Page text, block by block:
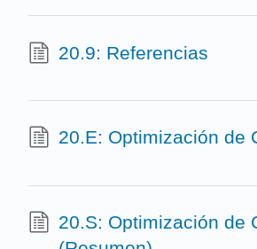
20.9: Referencias
20.E: Optimización de
20.S: Optimización de